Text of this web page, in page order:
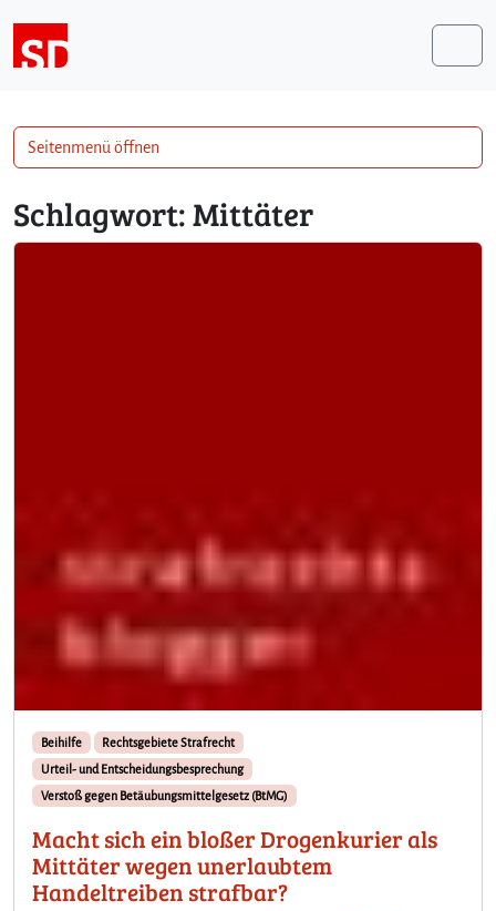
Schlagwort:Mittäter
Beihilfe
Rechtsgebiete Strafrecht
Urteil- und Entscheidungsbesprechung
Verstoß gegen Betäubungsmittelgesetz (BtMG)
Macht sich ein bloßer Drogenkurier als
Mittäter wegen unerlaubtem
Handeltreiben strafbar?
Seitenmenü öffnen